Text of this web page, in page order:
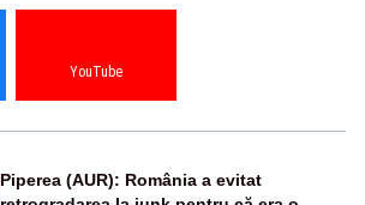
YouTube
Piperea (AUR): România a evitat